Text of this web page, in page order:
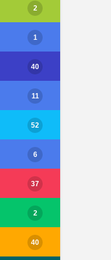
2
1
40
11
52
6
37
2
40